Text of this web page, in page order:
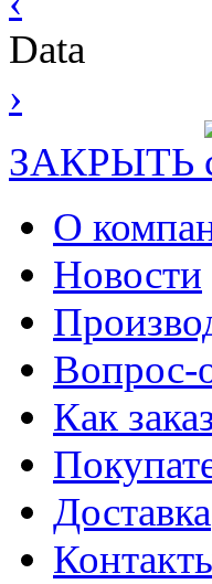
Data
›
ЗАКРЫТЬ
О
Новости
Вопрос-
Как
Доставка